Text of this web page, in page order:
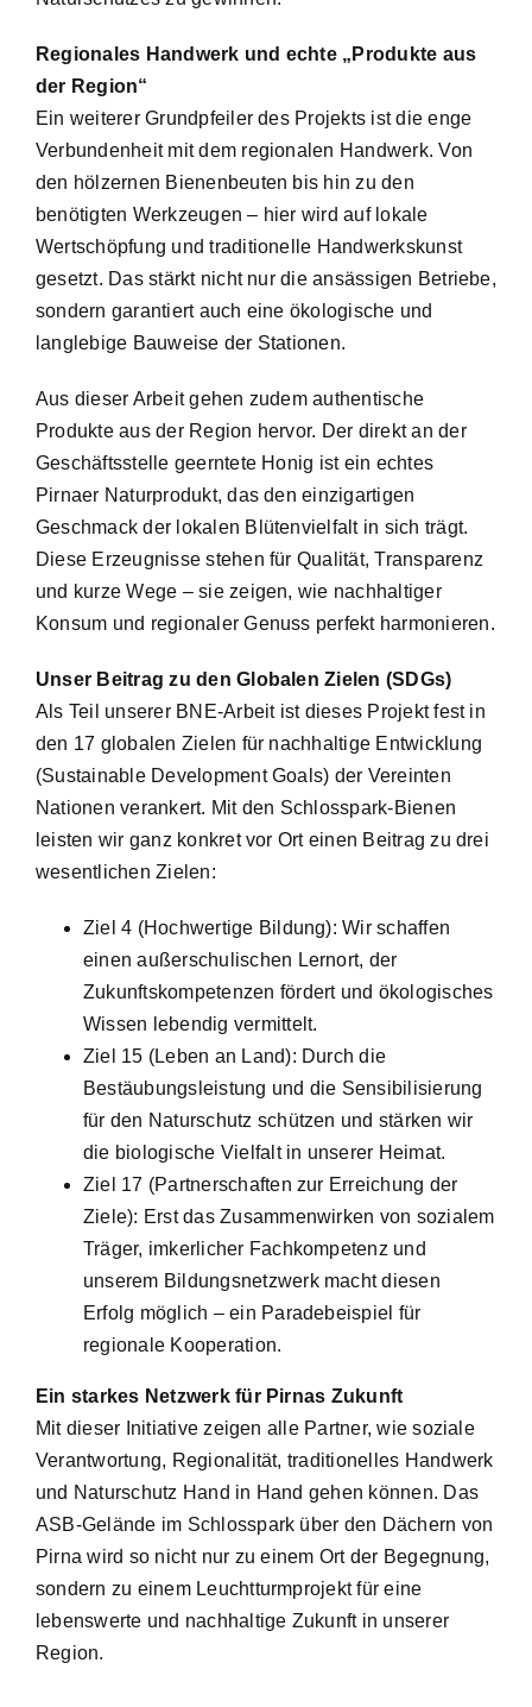
Regionales Handwerk und echte „Produkte aus
der Region“
Ein weiterer Grundpfeiler des Projekts ist die enge
Verbundenheit mit dem regionalen Handwerk. Von
den hölzernen Bienenbeuten bis hin zu den
benötigten Werkzeugen – hier wird auf lokale
Wertschöpfung und traditionelle Handwerkskunst
gesetzt. Das stärkt nicht nur die ansässigen Betriebe,
sondern garantiert auch eine ökologische und
langlebige Bauweise der Stationen.
Aus dieser Arbeit gehen zudem authentische
Produkte aus der Region hervor. Der direkt an der
Geschäftsstelle geerntete Honig ist ein echtes
Pirnaer Naturprodukt, das den einzigartigen
Geschmack der lokalen Blütenvielfalt in sich trägt.
Diese Erzeugnisse stehen für Qualität, Transparenz
und kurze Wege – sie zeigen, wie nachhaltiger
Konsum und regionaler Genuss perfekt harmonieren.
Unser Beitrag zu den Globalen Zielen (SDGs)
Als Teil unserer BNE-Arbeit ist dieses Projekt fest in
den 17 globalen Zielen für nachhaltige Entwicklung
(Sustainable Development Goals) der Vereinten
Nationen verankert. Mit den Schlosspark-Bienen
leisten wir ganz konkret vor Ort einen Beitrag zu drei
wesentlichen Zielen:
Ziel 4 (Hochwertige Bildung): Wir schaffen
einen außerschulischen Lernort, der
Zukunftskompetenzen fördert und ökologisches
Wissen lebendig vermittelt.
Ziel 15 (Leben an Land): Durch die
Bestäubungsleistung und die Sensibilisierung
für den Naturschutz schützen und stärken wir
die biologische Vielfalt in unserer Heimat.
Ziel 17 (Partnerschaften zur Erreichung der
Ziele): Erst das Zusammenwirken von sozialem
Träger, imkerlicher Fachkompetenz und
unserem Bildungsnetzwerk macht diesen
Erfolg möglich – ein Paradebeispiel für
regionale Kooperation.
Ein starkes Netzwerk für Pirnas Zukunft
Mit dieser Initiative zeigen alle Partner, wie soziale
Verantwortung, Regionalität, traditionelles Handwerk
und Naturschutz Hand in Hand gehen können. Das
ASB-Gelände im Schlosspark über den Dächern von
Pirna wird so nicht nur zu einem Ort der Begegnung,
sondern zu einem Leuchtturmprojekt für eine
lebenswerte und nachhaltige Zukunft in unserer
Region.